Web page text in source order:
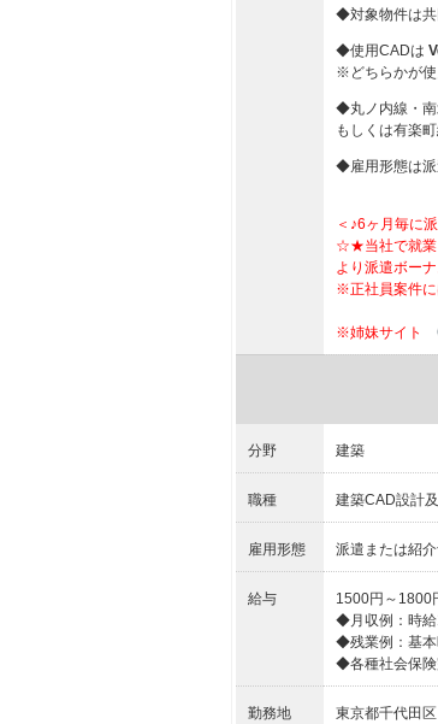
◆対象物件は共
◆使用CADは
※どちらかが使
◆丸ノ内線・南
もしくは有楽
◆雇用形態は派
＜♪6ヶ月毎に
☆★当社で就業
より派遣ボー
※正社員案件に
※姉妹サイト
分野 建築
職種 建築CAD設計
雇用形態 派遣または紹
給与
1500円～1800
◆月収例：時給
◆残業例：基本
◆各種社会保
勤務地 東京都千代田区